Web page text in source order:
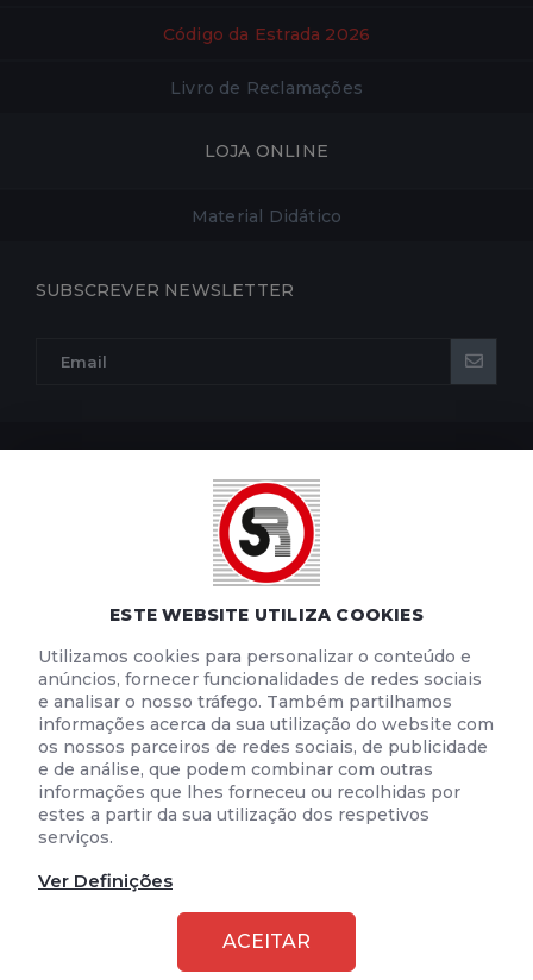
ESTE WEBSITE UTILIZA COOKIES
Utilizamos cookies para personalizar o conteúdo e
anúncios, fornecer funcionalidades de redes sociais
e analisar o nosso tráfego. Também partilhamos
informações acerca da sua utilização do website com
os nossos parceiros de redes sociais, de publicidade
e de análise, que podem combinar com outras
informações que lhes forneceu ou recolhidas por
estes a partir da sua utilização dos respetivos
serviços.
Ver Definições
ACEITAR
Código da Estrada 2026
Livro de Reclamações
LOJA ONLINE
Material Didático
SUBSCREVER NEWSLETTER
POLÍTICA DE COOKIES
TERMOS E CONDIÇÕES DE UTILIZAÇÃO